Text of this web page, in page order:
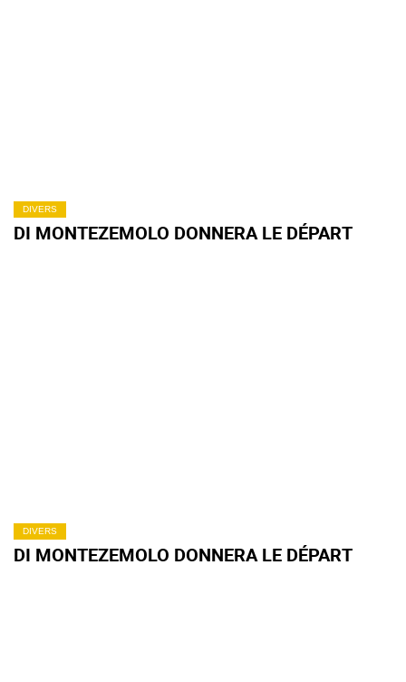
DIVERS
DI MONTEZEMOLO DONNERA LE DÉPART
DIVERS
DI MONTEZEMOLO DONNERA LE DÉPART